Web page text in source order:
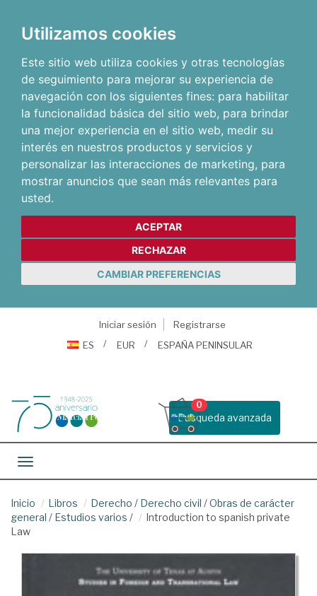
Utilizamos cookies
Este sitio web utiliza cookies y otras tecnologías
de seguimiento para mejorar su experiencia de
navegación con los siguientes fines: para habilitar
la funcionalidad básica del sitio web, para brindar
una mejor experiencia en el sitio web, medir su
interés en nuestros productos y servicios y
personalizar las interacciones de marketing, para
mostrar anuncios que sean más relevantes para
usted.
ACEPTAR
RECHAZAR
CAMBIAR PREFERENCIAS
Iniciar sesión
Registrarse
ES
EUR ESPAÑA PENINSULAR
Busqueda avanzada
0
Toggle navigation
Inicio Libros Derecho / Derecho civil /Obras de carácter
general / Estudios varios /
Introduction to spanish private
Law